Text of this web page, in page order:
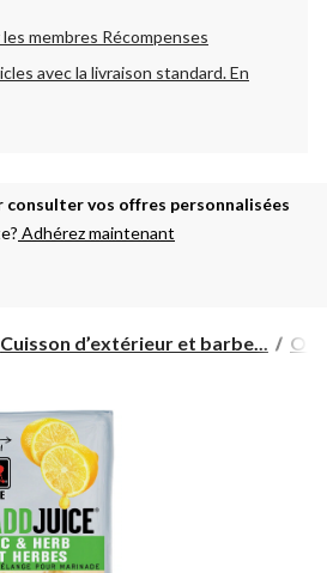
membres Récompenses
avec la livraison standard.En
consulter vos offres personnalisées
Adhérez maintenant
Cuisson d’extérieur et barbe...